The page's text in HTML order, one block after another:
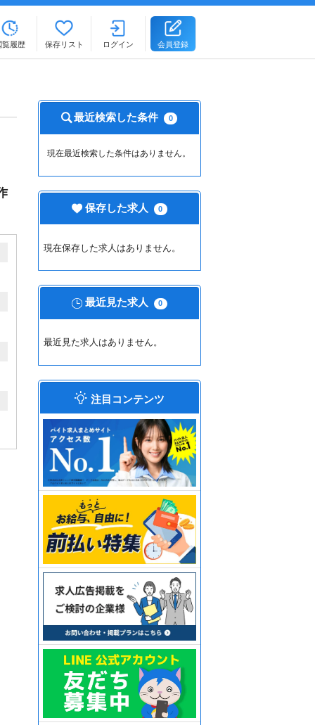
覧履歴 保存リスト ログイン 会員登録
最近検索した条件 0
現在最近検索した条件はありません。
保存した求人 0
現在保存した求人はありません。
最近見た求人 0
最近見た求人はありません。
注目コンテンツ